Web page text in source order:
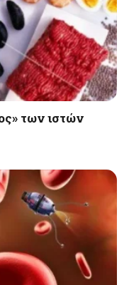
των ιστών